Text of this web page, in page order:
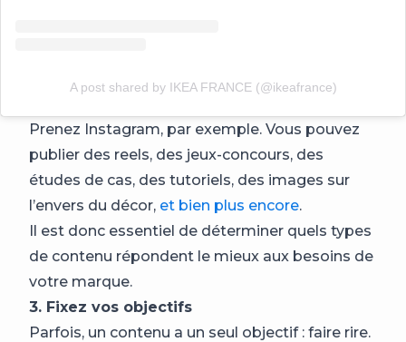
A post shared by IKEA FRANCE (@ikeafrance)
Prenez Instagram, par exemple. Vous pouvez
publier des reels, des jeux-concours, des
études de cas, des tutoriels, des images sur
l’envers du décor, et bien plus encore.
Il est donc essentiel de déterminer quels types
de contenu répondent le mieux aux besoins de
votre marque.
3. Fixez vos objectifs
Parfois, un contenu a un seul objectif : faire rire.